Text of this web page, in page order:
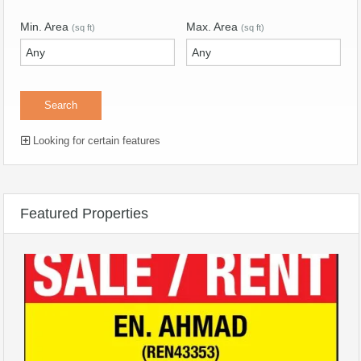
Min. Area (sq ft) Max. Area (sq ft)
Looking for certain features
Featured Properties